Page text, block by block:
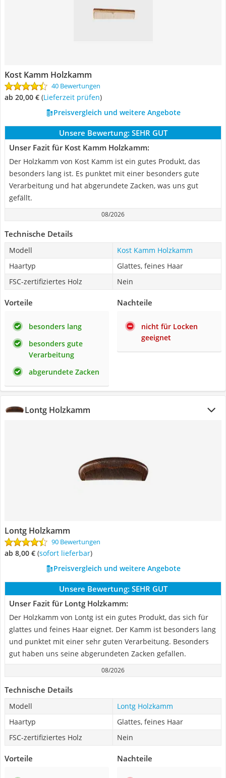
Kost Kamm Holzkamm
40 Bewertungen
ab 20,00 € (Lieferzeit prüfen)
Preisvergleich und weitere Angebote
Unsere Bewertung: SEHR GUT
Unser Fazit für Kost Kamm Holzkamm:
Der Holzkamm von Kost Kamm ist ein gutes Produkt, das
besonders lang ist. Es punktet mit einer besonders gute
Verarbeitung und hat abgerundete Zacken, was uns gut
gefällt.
08/2026
Technische Details
Modell
Kost Kamm Holzkamm
Haartyp
Glattes, feines Haar
FSC-zertifiziertes Holz
Nein
Vorteile
besonders lang
besonders gute
Verarbeitung
abgerundete Zacken
Nachteile
nicht für Locken
geeignet
Lontg Holzkamm
Lontg Holzkamm
90 Bewertungen
ab 8,00 € ( Sofort lieferbar)
Preisvergleich und weitere Angebote
Unsere Bewertung: SEHR GUT
Unser Fazit für Lontg Holzkamm:
Der Holzkamm von Lontg ist ein gutes Produkt, das sich für
glattes und feines Haar eignet. Der Kamm ist besonders lang
und punktet mit einer sehr guten Verarbeitung. Besonders
gut haben uns seine abgerundeten Zacken gefallen.
08/2026
Technische Details
Modell
Lontg Holzkamm
Haartyp
Glattes, feines Haar
FSC-zertifiziertes Holz
Nein
Vorteile Nachteile